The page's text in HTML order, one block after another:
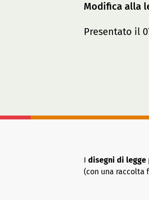
Modifica alla
Presentato il
I disegni di legge
(con una raccolta